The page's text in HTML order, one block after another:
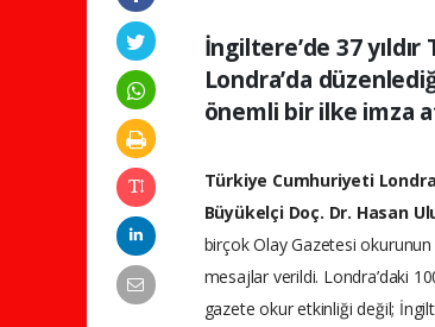
İngiltere’de 37
Londra’da
önemli bir ilke imza
Türkiye Cumhuriyeti
Büyükelçi Doç. Dr. Hasan
birçok Olay Gazetesi
mesajlar verildi. Londra’daki
gazete okur etkinliği değil;